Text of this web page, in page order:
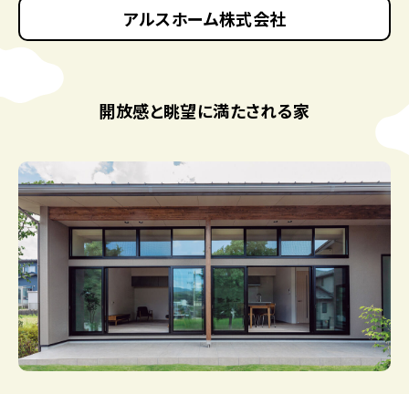
アルスホーム株式会社
開放感と眺望に満たされる家